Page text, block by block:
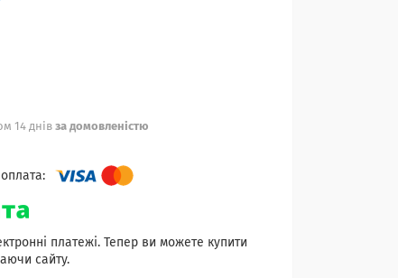
14 днів за домовленістю
платежі. Тепер ви можете купити
сайту.